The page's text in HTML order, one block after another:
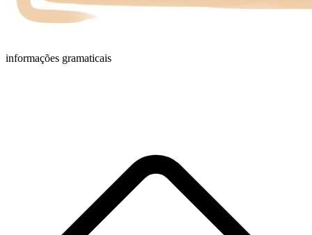
informações gramaticais